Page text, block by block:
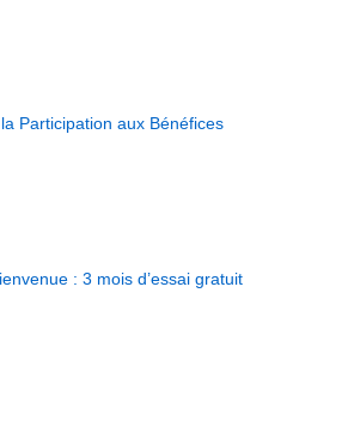
Participation aux Bénéfices
: 3 mois d’essai gratuit